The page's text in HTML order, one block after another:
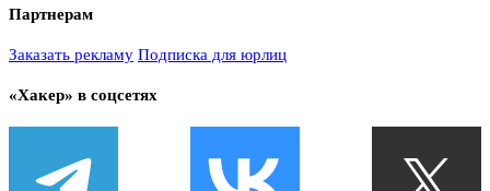
Партнерам
Заказать рекламу Подписка для юрлиц
«Хакер» в соцсетях